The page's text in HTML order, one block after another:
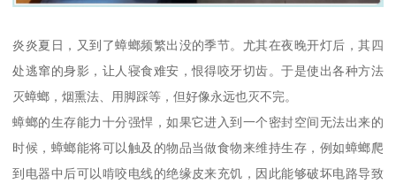
炎炎夏日，又到了蟑螂频繁出没的季节。尤其在夜晚开灯后，其四
处逃窜的身影，让人寝食难安，恨得咬牙切齿。于是使出各种方法
灭蟑螂，烟熏法、用脚踩等，但好像永远也灭不完。
蟑螂的生存能力十分强悍，如果它进入到一个密封空间无法出来的
时候，蟑螂能将可以触及的物品当做食物来维持生存，例如蟑螂爬
到电器中后可以啃咬电线的绝缘皮来充饥，因此能够破坏电路导致